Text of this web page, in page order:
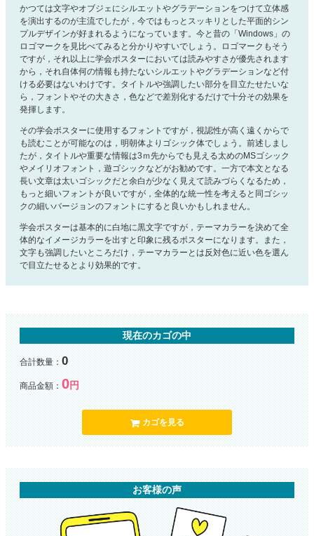
かつては文字やオブジェにシルエットやグラデーションをつけて立体感
を演出するのが主流でしたが，今ではもっとスッキリとした平面的シン
プルデザインが好まれるようになっています。今と昔の「Windows」の
ロゴマークを見比べてみると分かりやすいでしょう。ロゴマークもそう
ですが，それ以上に学会ポスターにおいては読みやすさが優先されます
から，それ自体何の情報も持たないシルエットやグラデーションなど付
ける必要はないわけです。タイトルや強調したい部分を目立たせたいな
ら，フォントやその大きさ，色などで差別化するだけで十分その効果を
発揮します。
その学会ポスターに使用するフォントですが，視認性が高く遠くからで
も読むことが可能なのは，明朝体よりゴシック体でしょう。前述しまし
たが，タイトルや重要な情報は3ｍ先からでも見える太めのMSゴシック
やメイリオフォント，遊ゴシックなどがお勧めです。一方で本文となる
長い文章は太いゴシックだと余白が少なく見えて読みづらくなるため，
もっと細いフォントが良いですが，全体的な統一性を考えると同ゴシッ
クの細いバージョンのフォントにすると良いかもしれません。
学会ポスターは基本的に白地に黒文字ですが，テーマカラーを決めて全
体的なイメージカラーを出すと印象に残るポスターになります。また，
文字も強調したいところだけ，テーマカラーとは反対色に近い色を選ん
で目立たせるとより効果的です。
現在のカゴの中
合計数量： 0
商品金額： 0円
カゴを見る
お客様の声